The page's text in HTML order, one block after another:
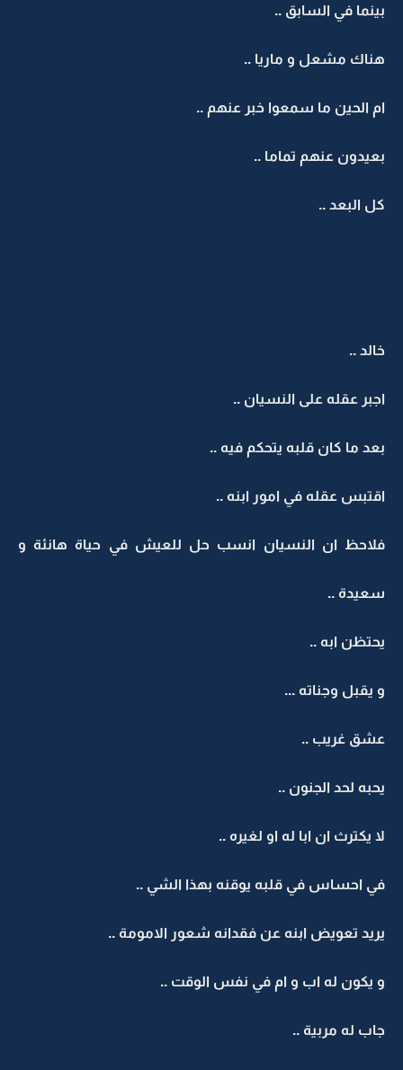
بينما في السابق ..
هناك مشعل و ماريا ..
ام الحين ما سمعوا خبر عنهم ..
بعيدون عنهم تماما ..
كل البعد ..
خالد ..
اجبر عقله على النسيان ..
بعد ما كان قلبه يتحكم فيه ..
اقتبس عقله في امور ابنه ..
فلاحظ ان النسيان انسب حل للعيش في حياة هانئة و
سعيدة ..
يحتظن ابه ..
و يقبل وجناته ...
عشق غريب ..
يحبه لحد الجنون ..
لا يكترث ان ابا له او لغيره ..
في احساس في قلبه يوقنه بهذا الشي ..
يريد تعويض ابنه عن فقدانه شعور الامومة ..
و يكون له اب و ام في نفس الوقت ..
جاب له مربية ..